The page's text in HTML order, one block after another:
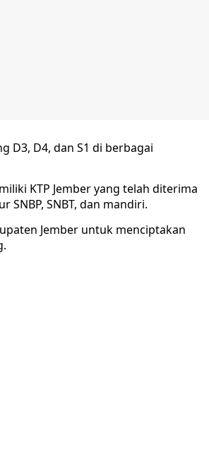
D3, D4, dan S1 di berbagai
KTP Jember yang telah diterima
SNBT, dan mandiri.
Jember untuk menciptakan